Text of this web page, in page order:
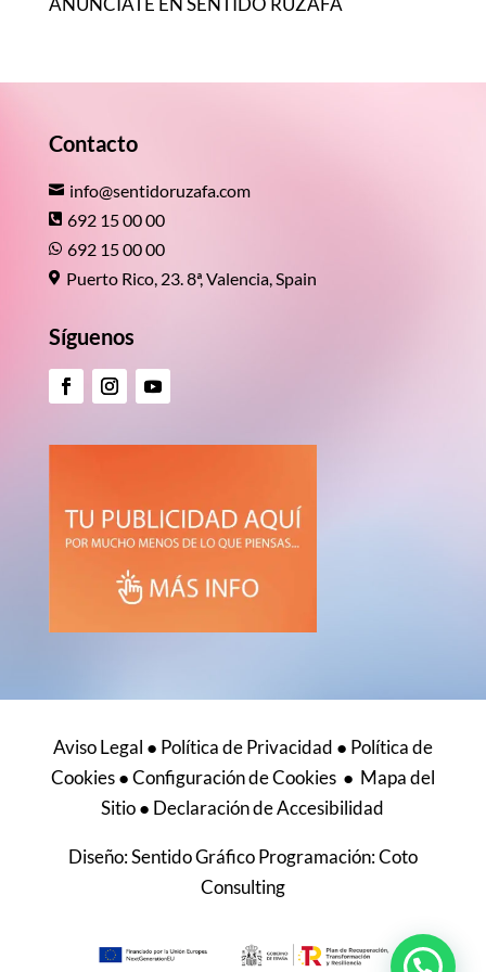
Contacto
 info@sentidoruzafa.com
 692 15 00 00
 692 15 00 00
 Puerto Rico, 23. 8ª, Valencia, Spain
Síguenos
Aviso Legal ● Política de Privacidad ● Política de
Cookies●Configuración de Cookies ● Mapa del
Sitio● Declaración de Accesibilidad
Diseño:Sentido GráficoProgramación:Coto
Consulting